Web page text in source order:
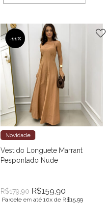
-11%
Novidade
Vestido Longuete Marrant
Pespontado Nude
R$179,90 R$159,90
Parcele em até 10x de R$15,99